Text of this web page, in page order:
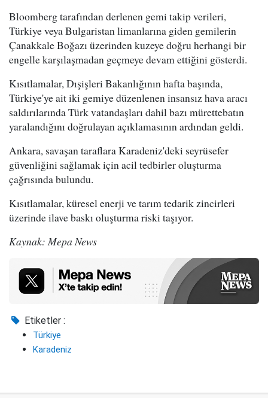
Bloomberg tarafından derlenen gemi takip verileri,
Türkiye veya Bulgaristan limanlarına giden gemilerin
Çanakkale Boğazı üzerinden kuzeye doğru herhangi bir
engelle karşılaşmadan geçmeye devam ettiğini gösterdi.
Kısıtlamalar, Dışişleri Bakanlığının hafta başında,
Türkiye'ye ait iki gemiye düzenlenen insansız hava aracı
saldırılarında Türk vatandaşları dahil bazı mürettebatın
yaralandığını doğrulayan açıklamasının ardından geldi.
Ankara, savaşan taraflara Karadeniz'deki seyrüsefer
güvenliğini sağlamak için acil tedbirler oluşturma
çağrısında bulundu.
Kısıtlamalar, küresel enerji ve tarım tedarik zincirleri
üzerinde ilave baskı oluşturma riski taşıyor.
Kaynak: Mepa News
Etiketler :
Türkiye
Karadeniz